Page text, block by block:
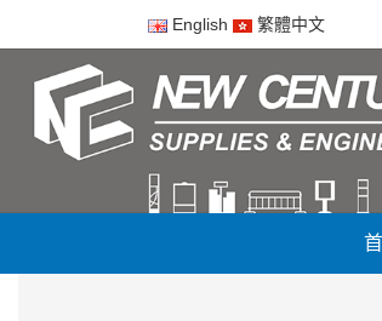
English 繁體中文